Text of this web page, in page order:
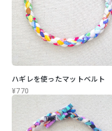
ハギレを使ったマットベルト
¥770